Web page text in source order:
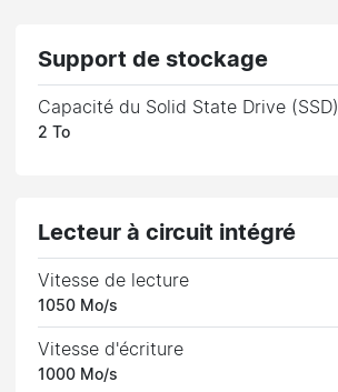
Support de stockage
Capacité du Solid State Drive (SSD)
2 To
Lecteur à circuit intégré
Vitesse de lecture
1050 Mo/s
Vitesse d'écriture
1000 Mo/s